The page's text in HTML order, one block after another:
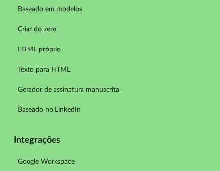
Baseado em modelos
Criar do zero
HTML próprio
Texto para HTML
Gerador de assinatura manuscrita
Baseado no LinkedIn
Integrações
Google Workspace